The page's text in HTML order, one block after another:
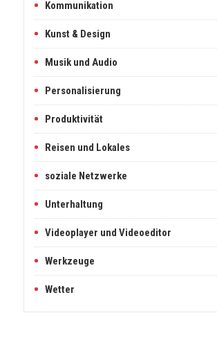
Kommunikation
Kunst & Design
Musik und Audio
Personalisierung
Produktivität
Reisen und Lokales
soziale Netzwerke
Unterhaltung
Videoplayer und Videoeditor
Werkzeuge
Wetter